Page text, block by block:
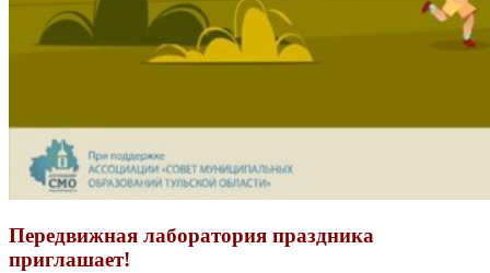
Передвижная лаборатория праздника
приглашает!